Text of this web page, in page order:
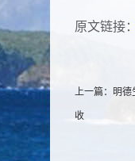
原文链接：
上一篇： 明德
收